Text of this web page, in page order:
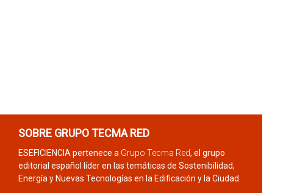
SOBRE GRUPO TECMA RED
ESEFICIENCIA pertenece a Grupo Tecma Red, el grupo
editorial español líder en las temáticas de Sostenibilidad,
Energía y Nuevas Tecnologías en la Edificación y la Ciudad.